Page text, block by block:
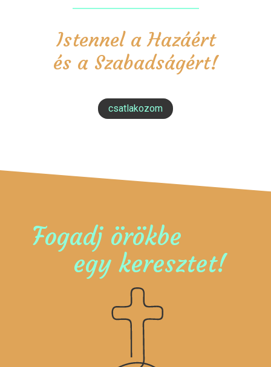
Istennel a Hazáért
és a Szabadságért!
csatlakozom
Fogadj örökbe
egy keresztet!